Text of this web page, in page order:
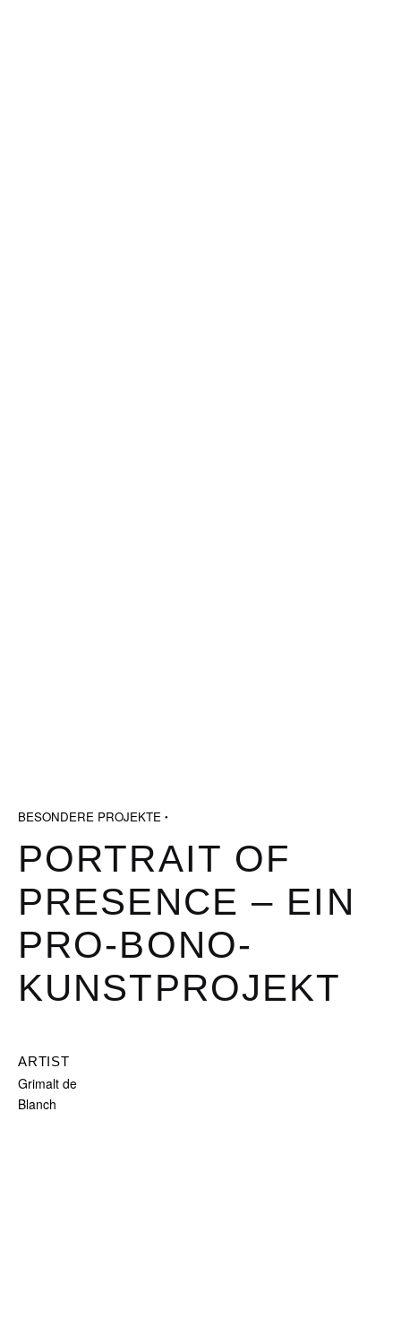
BESONDERE PROJEKTE
PORTRAIT OF
PRESENCE – EIN
PRO-BONO-
KUNSTPROJEKT
ARTIST
Grimalt de
Blanch